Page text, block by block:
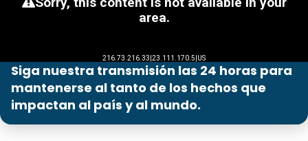
Siga nuestra transmisión las 24 horas para
mantenerse al tanto de los hechos que
impactan al país y al mundo.
Programas